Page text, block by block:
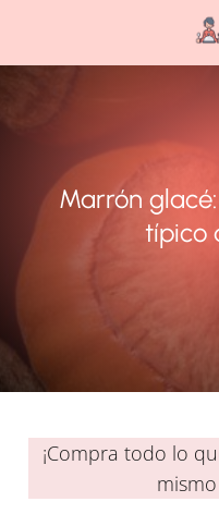
Marrón
típico
¡Compra todo lo